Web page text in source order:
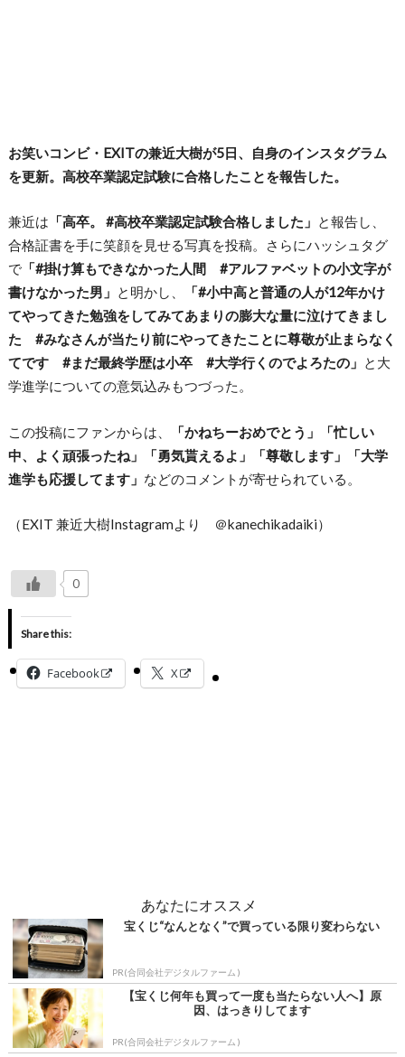
お笑いコンビ・EXITの兼近大樹が5日、自身のインスタグラム
を更新。高校卒業認定試験に合格したことを報告した。
兼近は 「高卒。 #高校卒業認定試験合格しました」 と報告し、
合格証書を手に笑顔を見せる写真を投稿。さらにハッシュタグ
で「#掛け算もできなかった人間 #アルファベットの小文字が
書けなかった男」 と明かし、
「#小中高と普通の人が12年かけ
てやってきた勉強をしてみてあまりの膨大な量に泣けてきまし
た #みなさんが当たり前にやってきたことに尊敬が止まらなく
てです #まだ最終学歴は小卒 #大学行くのでよろたの」 と大
学進学についての意気込みもつづった。
この投稿にファンからは、
「かねちーおめでとう」「忙しい
中、よく頑張ったね」「勇気貰えるよ」「尊敬します」「大学
進学も応援してます」 などのコメントが寄せられている。
（EXIT 兼近大樹Instagramより ＠kanechikadaiki）
0
Share this:
Facebook X
あなたにオススメ
宝くじ“なんとなく”で買っている限り変わらない
PR(合同会社デジタルファーム )
【宝くじ何年も買って一度も当たらない人へ】原
因、はっきりしてます
PR(合同会社デジタルファーム )